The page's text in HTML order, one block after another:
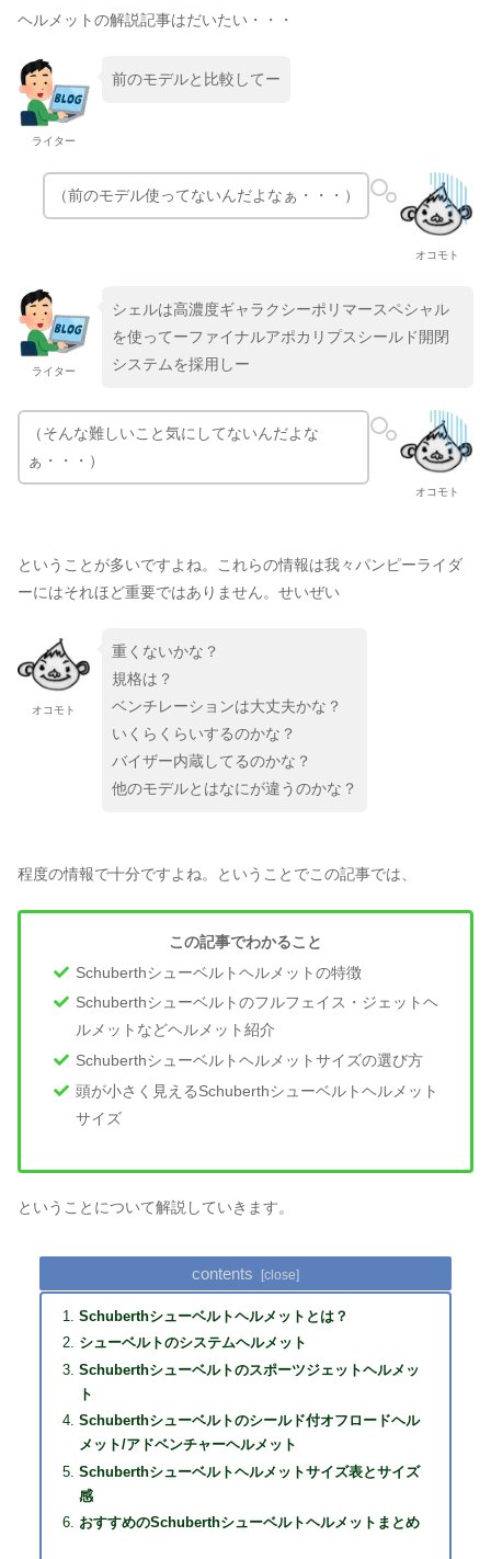
ヘルメットの解説記事はだいたい・・・
ライター
前のモデルと比較してー
オコモト
（前のモデル使ってないんだよなぁ・・・）
ライター
シェルは高濃度ギャラクシーポリマースペシャル
を使ってーファイナルアポカリプスシールド開閉
システムを採用しー
オコモト
（そんな難しいこと気にしてないんだよな
ぁ・・・）
ということが多いですよね。これらの情報は我々パンピーライダ
ーにはそれほど重要ではありません。せいぜい
オコモト
重くないかな？
規格は？
ベンチレーションは大丈夫かな？
いくらくらいするのかな？
バイザー内蔵してるのかな？
他のモデルとはなにが違うのかな？
程度の情報で十分ですよね。ということでこの記事では、
この記事でわかること
Schuberthシューベルトヘルメットの特徴
Schuberthシューベルトのフルフェイス・ジェットヘ
ルメットなどヘルメット紹介
Schuberthシューベルトヘルメットサイズの選び方
頭が小さく見えるSchuberthシューベルトヘルメット
サイズ
ということについて解説していきます。
contents
Schuberthシューベルトヘルメットとは？
シューベルトのシステムヘルメット
Schuberthシューベルトのスポーツジェットヘルメッ
ト
Schuberthシューベルトのシールド付オフロードヘル
メット/アドベンチャーヘルメット
Schuberthシューベルトヘルメットサイズ表とサイズ
感
おすすめのSchuberthシューベルトヘルメットまとめ